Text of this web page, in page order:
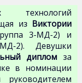
технологий
из Виктории
3-МД-2) и
2). Девушки
диплом за
в номинации